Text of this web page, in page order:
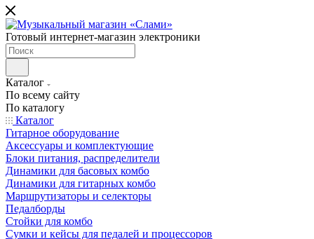
Готовый интернет-магазин электроники
Каталог
По всему сайту
По каталогу
Каталог
Гитарное оборудование
Аксессуары и комплектующие
Блоки питания, распределители
Динамики для басовых комбо
Динамики для гитарных комбо
Маршрутизаторы и селекторы
Педалборды
Стойки для комбо
Сумки и кейсы для педалей и процессоров